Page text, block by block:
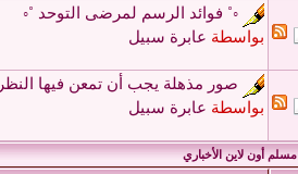
◦˚ فوائد الرسم لمرضى التوحد ˚◦
بواسطة عابرة سبيل
صور مذهلة يجب أن تمعن فيها النظر
بواسطة عابرة سبيل
مسلم أون لاين الأخباري